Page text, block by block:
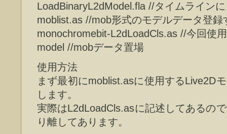
LoadBinaryL2dModel.fla //タイムライン
moblist.as //mob形式のモデルデータ登録
monochromebit-L2dLoadCls.as //今回使
model //mobデータ置場
使用方法
まず最初にmoblist.asに使用するLive2D
します。
実際はL2dLoadCls.asに記述してあるの
り離してあります。